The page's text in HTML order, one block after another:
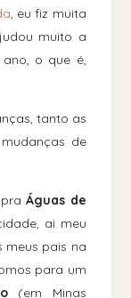
, eu fiz muita
muito a
o que é,
tanto as
de
praÁguas de
ai meu
meus pais na
para um
(em Minas